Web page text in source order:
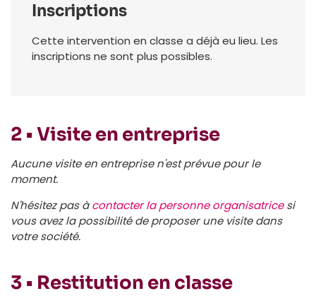
Inscriptions
Cette intervention en classe a déjà eu lieu. Les
inscriptions ne sont plus possibles.
2 • Visite en entreprise
Aucune visite en entreprise n'est prévue pour le
moment.
N'hésitez pas àcontacter la personne organisatricesi
vous avez la possibilité de proposer une visite dans
votre société.
3 • Restitution en classe